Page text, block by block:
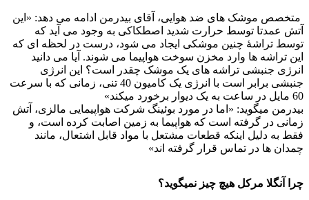
متخصص موشک های ضد هوایی، آقای بیدرمن ادامه می دهد: «این
آتش عمدتا توسط حرارت شدید اصطکاکی به وجود می آید که
توسط تراشۀ چنین موشکی ایجاد می شود، درست در لحظه ای که
این تراشه ها وارد مخزن سوخت هواپیما می شوند. آیا می دانید
انرژی جنبشی تراشه های یک موشک چقدر است؟ این انرژی
جنبشی برابر است با انرژی یک کامیون 40 تنی، زمانی که با سرعت
60 مایل در ساعت به یک دیوار برخورد میکند»
بیدرمن میگوید: «اما در مورد بوئینگ شرکت هواپیمایی مالزی، آتش
زمانی در گرفته است که هواپیما به زمین اصابت کرده است، و
فقط به دلیل اینکه قطعات مشتعل با مواد قابل اشتعال، مانند
چمدان ها در تماس قرار گرفته اند»
چرا آنگلا مرکل هیچ چیز نمیگوید؟